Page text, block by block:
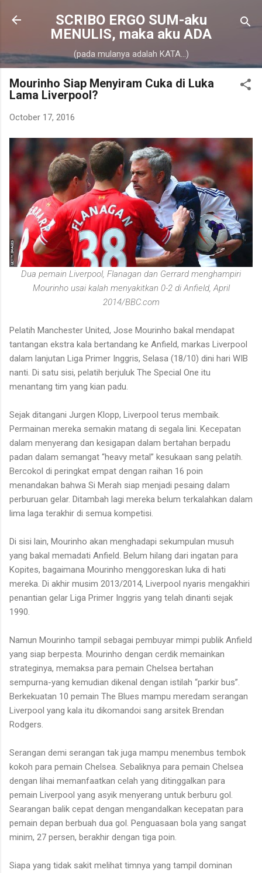
Skip to main content
SCRIBO ERGO SUM-aku
MENULIS, maka aku ADA
(pada mulanya adalah KATA...)
Mourinho Siap Menyiram Cuka di Luka
Lama Liverpool?
October 17, 2016
Dua pemain Liverpool, Flanagan dan Gerrard menghampiri
Mourinho usai kalah menyakitkan 0-2 di Anfield, April
2014/BBC.com
Pelatih Manchester United, Jose Mourinho bakal mendapat
tantangan ekstra kala bertandang ke Anfield, markas Liverpool
dalam lanjutan Liga Primer Inggris, Selasa (18/10) dini hari WIB
nanti. Di satu sisi, pelatih berjuluk The Special One itu
menantang tim yang kian padu.
Sejak ditangani Jurgen Klopp, Liverpool terus membaik.
Permainan mereka semakin matang di segala lini. Kecepatan
dalam menyerang dan kesigapan dalam bertahan berpadu
padan dalam semangat “heavy metal” kesukaan sang pelatih.
Bercokol di peringkat empat dengan raihan 16 poin
menandakan bahwa Si Merah siap menjadi pesaing dalam
perburuan gelar. Ditambah lagi mereka belum terkalahkan dalam
lima laga terakhir di semua kompetisi.
Di sisi lain, Mourinho akan menghadapi sekumpulan musuh
yang bakal memadati Anfield. Belum hilang dari ingatan para
Kopites, bagaimana Mourinho menggoreskan luka di hati
mereka. Di akhir musim 2013/2014, Liverpool nyaris mengakhiri
penantian gelar Liga Primer Inggris yang telah dinanti sejak
1990.
Namun Mourinho tampil sebagai pembuyar mimpi publik Anfield
yang siap berpesta. Mourinho dengan cerdik memainkan
strateginya, memaksa para pemain Chelsea bertahan
sempurna-yang kemudian dikenal dengan istilah “parkir bus”.
Berkekuatan 10 pemain The Blues mampu meredam serangan
Liverpool yang kala itu dikomandoi sang arsitek Brendan
Rodgers.
Serangan demi serangan tak juga mampu menembus tembok
kokoh para pemain Chelsea. Sebaliknya para pemain Chelsea
dengan lihai memanfaatkan celah yang ditinggalkan para
pemain Liverpool yang asyik menyerang untuk berburu gol.
Searangan balik cepat dengan mengandalkan kecepatan para
pemain depan berbuah dua gol. Penguasaan bola yang sangat
minim, 27 persen, berakhir dengan tiga poin.
Siapa yang tidak sakit melihat timnya yang tampil dominan